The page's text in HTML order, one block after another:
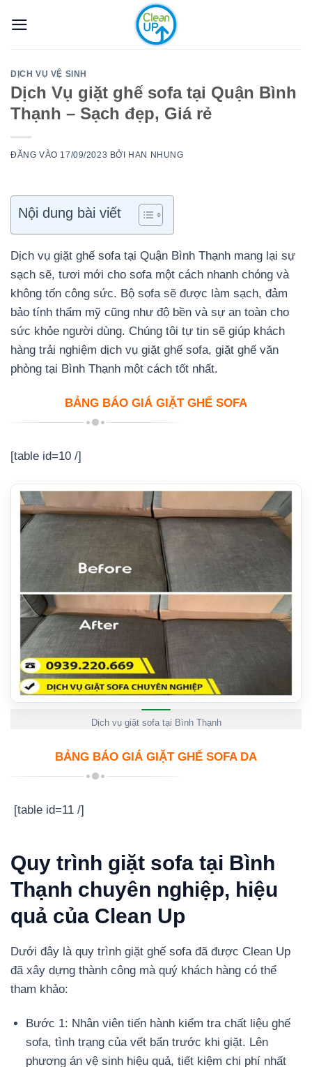
qua
DỊCH VỤ VỆ SINH
Dịch Vụ giặt ghế sofa tại Quận Bình
Thạnh – Sạch đẹp, Giá rẻ
ĐĂNG VÀO 17/09/2023 BỞI HAN NHUNG
Nội dung bài viết
Dịch vụ giặt ghế sofa tại Quận Bình Thạnh mang lại sự
sạch sẽ, tươi mới cho sofa một cách nhanh chóng và
không tốn công sức. Bộ sofa sẽ được làm sạch, đảm
bảo tính thẩm mỹ cũng như độ bền và sự an toàn cho
sức khỏe người dùng. Chúng tôi tự tin sẽ giúp khách
hàng trải nghiệm dịch vụ giặt ghế sofa, giặt ghế văn
phòng tại Bình Thạnh một cách tốt nhất.
BẢNG BÁO GIÁ GIẶT GHẾ SOFA
[table id=10 /]
Dịch vụ giặt sofa tại Bình Thạnh
BẢNG BÁO GIÁ GIẶT GHẾ SOFA DA
[table id=11 /]
Quy trình giặt sofa tại Bình
Thạnh chuyên nghiệp, hiệu
quả của Clean Up
Dưới đây là quy trình giặt ghế sofa đã được Clean Up
đã xây dựng thành công mà quý khách hàng có thể
tham khảo:
Bước 1: Nhân viên tiến hành kiểm tra chất liệu ghế
sofa, tình trạng của vết bẩn trước khi giặt. Lên
phương án vệ sinh hiệu quả, tiết kiệm chi phí nhất